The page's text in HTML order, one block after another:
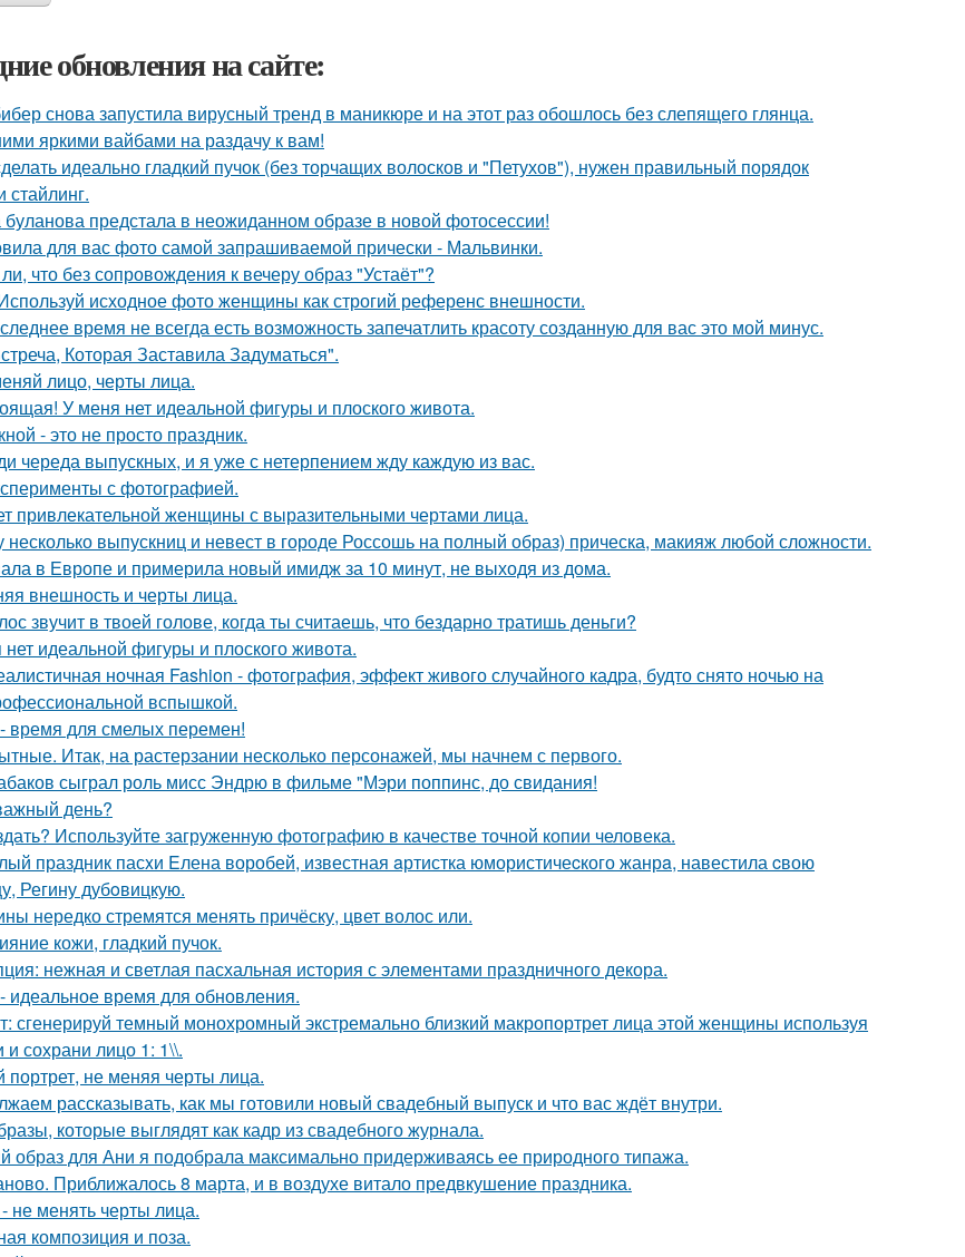
обновления на сайте:
снова запустила вирусный тренд в маникюре и на этот раз обошлось без слепящего глянца.
яркими вайбами на раздачу к вам!
идеально гладкий пучок (без торчащих волосков и "Петухов"), нужен правильный порядок
стайлинг.
буланова предстала в неожиданном образе в новой фотосессии!
для вас фото самой запрашиваемой прически - Мальвинки.
что без сопровождения к вечеру образ "Устаёт"?
исходное фото женщины как строгий референс внешности.
время не всегда есть возможность запечатлить красоту созданную для вас это мой минус.
Которая Заставила Задуматься".
лицо, черты лица.
У меня нет идеальной фигуры и плоского живота.
- это не просто праздник.
череда выпускных, и я уже с нетерпением жду каждую из вас.
с фотографией.
привлекательной женщины с выразительными чертами лица.
несколько выпускниц и невест в городе Россошь на полный образ) прическа, макияж любой сложности.
в Европе и примерила новый имидж за 10 минут, не выходя из дома.
внешность и черты лица.
звучит в твоей голове, когда ты считаешь, что бездарно тратишь деньги?
идеальной фигуры и плоского живота.
ночная Fashion - фотография, эффект живого случайного кадра, будто снято ночью на
вспышкой.
время для смелых перемен!
Итак, на растерзании несколько персонажей, мы начнем с первого.
сыграл роль мисс Эндрю в фильме "Мэри поппинс, до свидания!
день?
Используйте загруженную фотографию в качестве точной копии человека.
праздник пасxи Eлена воробей, известная aртистка юмористичеcкого жанрa, навестила cвою
Регину дубoвицкую.
нередко стремятся менять причёску, цвет волос или.
кожи, гладкий пучок.
нежная и светлая пасхальная история с элементами праздничного декора.
идеальное время для обновления.
сгенерируй темный монохромный экстремально близкий макропортрет лица этой женщины используя
сохрани лицо 1: 1\\.
портрет, не меняя черты лица.
рассказывать, как мы готовили новый свадебный выпуск и что вас ждёт внутри.
которые выглядят как кадр из свадебного журнала.
образ для Ани я подобрала максимально придерживаясь ее природного типажа.
Приближалось 8 марта, и в воздухе витало предвкушение праздника.
не менять черты лица.
композиция и поза.